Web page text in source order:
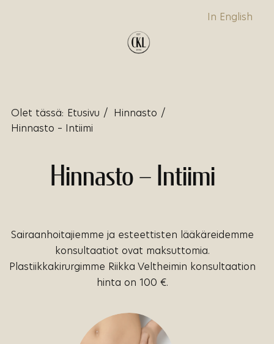
In English
Olet tässä: Etusivu / Hinnasto /
Hinnasto – Intiimi
Hinnasto – Intiimi
Sairaanhoitajiemme ja esteettisten lääkäreidemme
konsultaatiot ovat maksuttomia.
Plastiikkakirurgimme Riikka Veltheimin konsultaation
hinta on 100 €.